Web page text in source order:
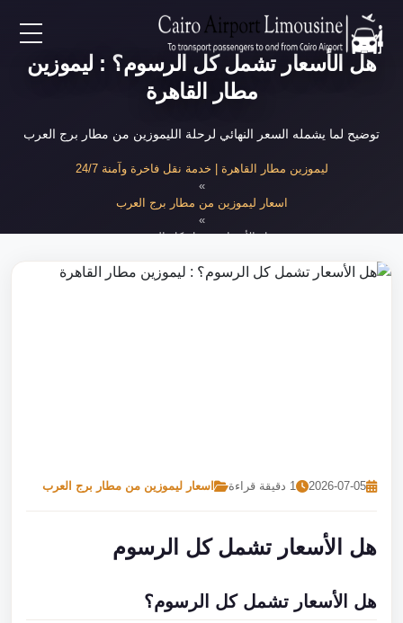
EN
خدمات المطار
نحن
هل الأسعار تشمل كل الرسوم؟ : ليموزين
مطار القاهرة
توضيح لما يشمله السعر النهائي لرحلة الليموزين من مطار برج العرب
ليموزين مطار القاهرة | خدمة نقل فاخرة وآمنة 24/7
اسعار ليموزين من مطار برج العرب
هل الأسعار تشمل كل الرسوم
2026-07-05 1 دقيقة قراءة اسعار ليموزين من مطار برج العرب
هل الأسعار تشمل كل الرسوم
هل الأسعار تشمل كل الرسوم؟